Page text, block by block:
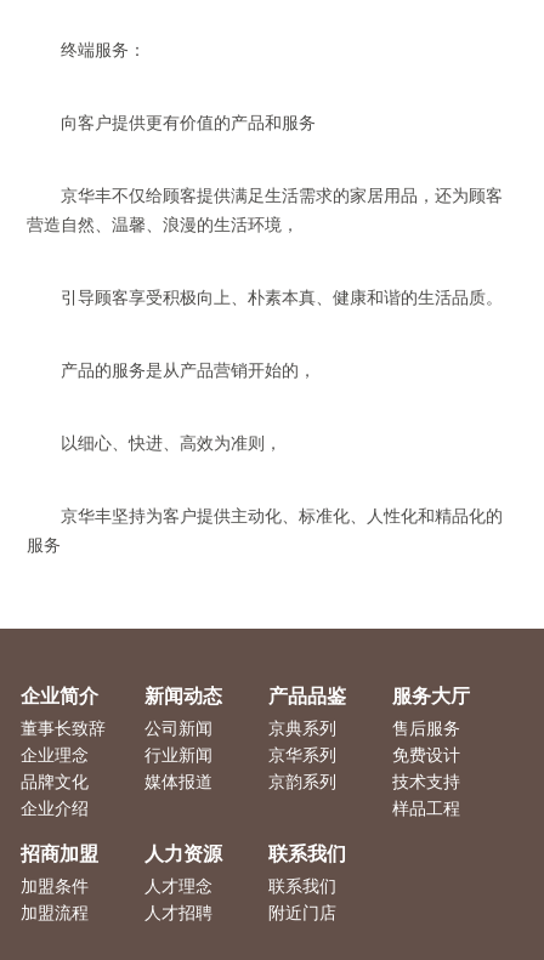
终端服务：
向客户提供更有价值的产品和服务
京华丰不仅给顾客提供满足生活需求的家居用品，还为顾客
营造自然、温馨、浪漫的生活环境，
引导顾客享受积极向上、朴素本真、健康和谐的生活品质。
产品的服务是从产品营销开始的，
以细心、快进、高效为准则，
京华丰坚持为客户提供主动化、标准化、人性化和精品化的
服务
企业简介
董事长致辞
企业理念
品牌文化
企业介绍
新闻动态
公司新闻
行业新闻
媒体报道
产品品鉴
京典系列
京华系列
京韵系列
服务大厅
售后服务
免费设计
技术支持
样品工程
招商加盟
加盟条件
加盟流程
人力资源
人才理念
人才招聘
联系我们
联系我们
附近门店